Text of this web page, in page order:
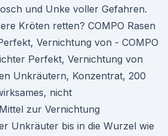
und Unke voller Gefahren.
Kröten retten? COMPO Rasen
Vernichtung von - COMPO
Perfekt, Vernichtung von
Unkräutern, Konzentrat, 200
nicht
zur Vernichtung
Unkräuter bis in die Wurzel wie